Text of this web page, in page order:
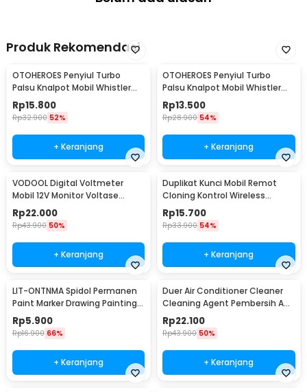
Absorption - H-30
Produk Rekomendasi
OTOHEROES Penyiul Turbo
Palsu Knalpot Mobil Whistler
1000-2400cc L - TUR007
Rp15.800
Rp32.900 52%
+ Keranjang
OTOHEROES Penyiul Turbo
Palsu Knalpot Mobil Whistler
1000-1800cc M 1.6-2.0 - TUR007
Rp13.500
Rp28.900 54%
+ Keranjang
VODOOL Digital Voltmeter
Mobil 12V Monitor Voltase
Baterai LED Display - QY836
Rp22.000
Rp43.900 50%
+ Keranjang
Duplikat Kunci Mobil Remot
Cloning Kontrol Wireless
433.92MHz 1 PCS - WE32
Rp15.700
Rp33.900 54%
+ Keranjang
LIT-ONTNMA Spidol Permanen
Paint Marker Drawing Painting
Oil Base - MP-01
Rp5.900
Rp16.900 66%
+ Keranjang
Duer Air Conditioner Cleaner
Cleaning Agent Pembersih AC
Rumah 500ml - QUY1640
Rp22.100
Rp43.900 50%
+ Keranjang